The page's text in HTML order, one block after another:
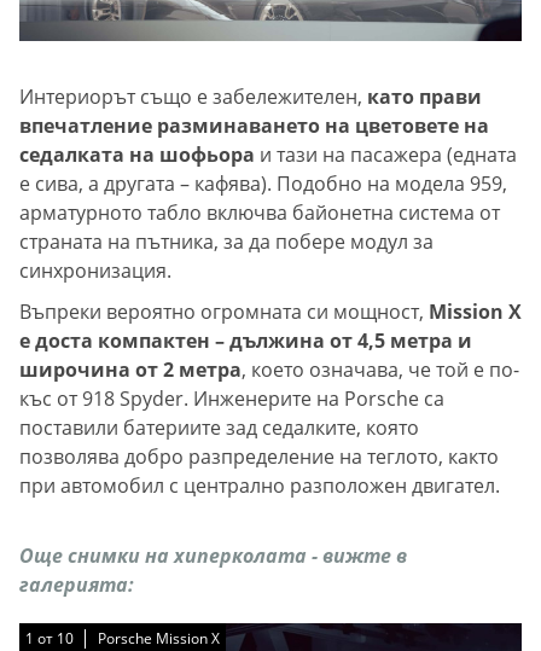
Интериорът също е забележителен, като прави
впечатление разминаването на цветовете на
седалката на шофьора и тази на пасажера (едната
е сива, а другата – кафява). Подобно на модела 959,
арматурното табло включва байонетна система от
страната на пътника, за да побере модул за
синхронизация.
Въпреки вероятно огромната си мощност, Mission X
е доста компактен – дължина от 4,5 метра и
широчина от 2 метра, което означава, че той е по-
къс от 918 Spyder. Инженерите на Porsche са
поставили батериите зад седалките, която
позволява добро разпределение на теглото, както
при автомобил с централно разположен двигател.
Още снимки на хиперколата - вижте в
галерията:
1 от 10 Porsche Mission X
1 от 10 Porsche Mission X
1 от 10 Porsche Mission X
1 от 10 Porsche Mission X
1 от 10 Porsche Mission X
1 от 10 Porsche Mission X
1 от 10 Porsche Mission X
1 от 10 Porsche Mission X
1 от 10 Porsche Mission X
1 от 10 Porsche Mission X